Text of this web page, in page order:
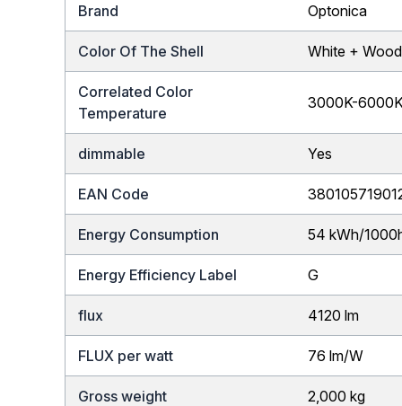
Brand Optonica
Color Of The Shell White + Wood
Correlated Color
Temperature
3000K-
dimmable Yes
EAN Code
Energy Consumption 54 kWh/
Energy Efficiency Label G
flux 4120 lm
FLUX per watt 76 lm/W
Gross weight 2,000 kg